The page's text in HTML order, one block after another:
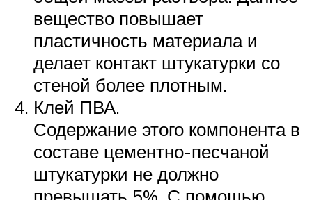
вещество повышает
пластичность материала и
делает контакт штукатурки со
стеной более плотным.
Клей ПВА.
Содержание этого компонента в
составе цементно-песчаной
штукатурки не должно